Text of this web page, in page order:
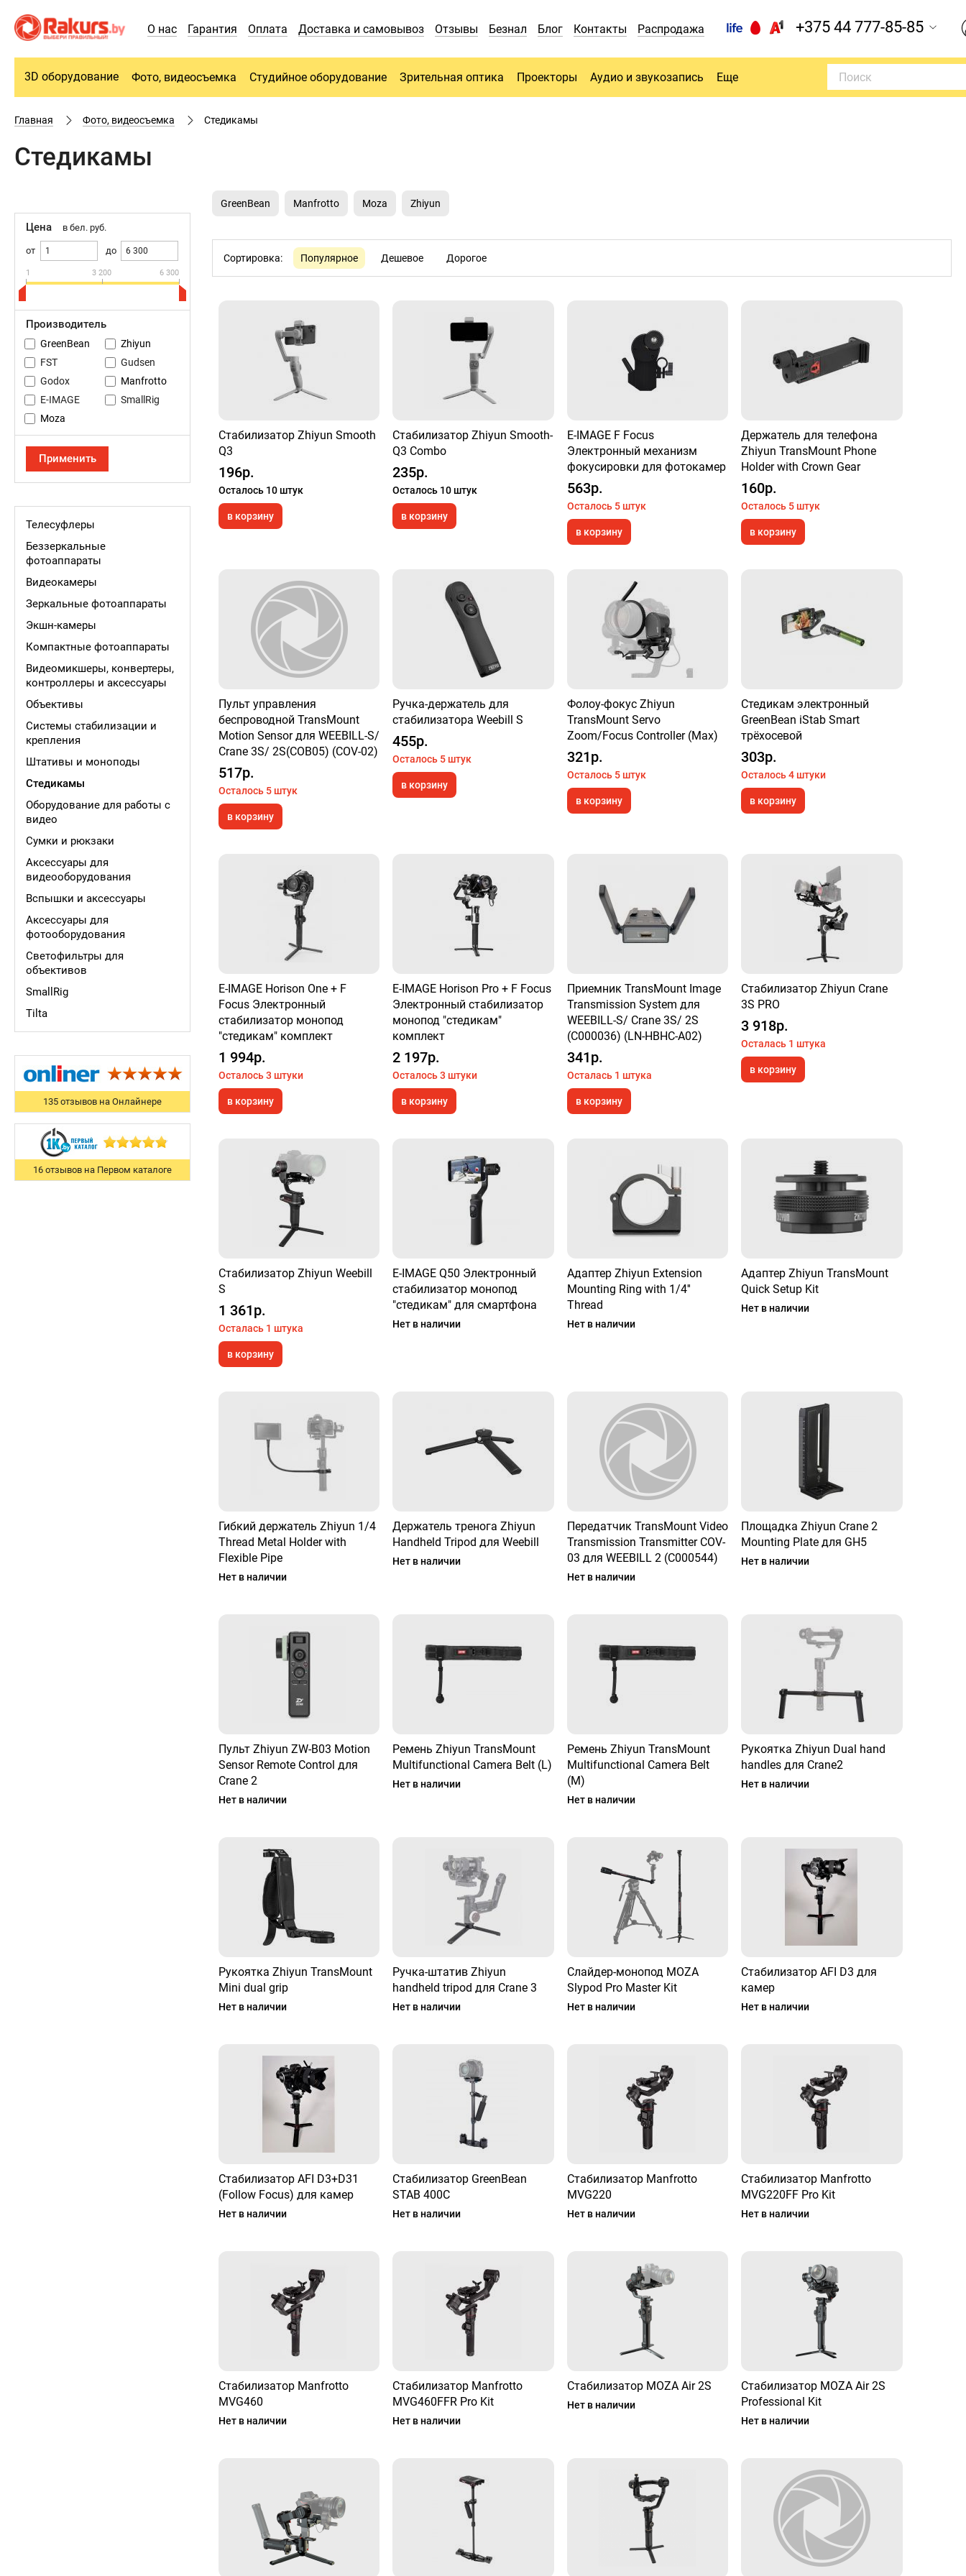
О нас Гарантия Оплата Доставка и самовывоз Отзывы Безнал Блог Контакты Распродажа +375 44 777-85-85
3D оборудование Фото, видеосъемка Студийное оборудование Зрительная оптика Проекторы Аудио и звукозапись Еще
Главная Фото, видеосъемка Cтедикамы
Cтедикамы
GreenBean Manfrotto Moza Zhiyun
Сортировка: Популярное Дешевое Дорогое
Стабилизатор Zhiyun Smooth
Q3
196р.
Осталось 10 штук
в корзину
Стабилизатор Zhiyun Smooth-
Q3 Combo
235р.
Осталось 10 штук
в корзину
E-IMAGE F Focus
Электронный механизм
фокусировки для фотокамер
563р.
Осталось 5 штук
в корзину
Держатель для телефона
Zhiyun TransMount Phone
Holder with Crown Gear
160р.
Осталось 5 штук
в корзину
Пульт управления
беспроводной TransMount
Motion Sensor для WEEBILL-S/
Crane 3S/ 2S(COB05) (COV-02)
517р.
Осталось 5 штук
в корзину
Ручка-держатель для
стабилизатора Weebill S
455р.
Осталось 5 штук
в корзину
Фолоу-фокус Zhiyun
TransMount Servo
Zoom/Focus Controller (Max)
321р.
Осталось 5 штук
в корзину
Стедикам электронный
GreenBean iStab Smart
трёхосевой
303р.
Осталось 4 штуки
в корзину
E-IMAGE Horison One + F
Focus Электронный
стабилизатор монопод
"стедикам" комплект
1 994р.
Осталось 3 штуки
в корзину
E-IMAGE Horison Pro + F Focus
Электронный стабилизатор
монопод "стедикам"
комплект
2 197р.
Осталось 3 штуки
в корзину
Приемник TransMount Image
Transmission System для
WEEBILL-S/ Crane 3S/ 2S
(C000036) (LN-HBHC-A02)
341р.
Осталась 1 штука
в корзину
Стабилизатор Zhiyun Crane
3S PRO
3 918р.
Осталась 1 штука
в корзину
Стабилизатор Zhiyun Weebill
S
1 361р.
Осталась 1 штука
в корзину
E-IMAGE Q50 Электронный
стабилизатор монопод
"cтедикам" для смартфона
Нет в наличии
Адаптер Zhiyun Extension
Mounting Ring with 1/4''
Thread
Нет в наличии
Адаптер Zhiyun TransMount
Quick Setup Kit
Нет в наличии
Гибкий держатель Zhiyun 1/4
Thread Metal Holder with
Flexible Pipe
Нет в наличии
Держатель тренога Zhiyun
Handheld Tripod для Weebill
Нет в наличии
Передатчик TransMount Video
Transmission Transmitter COV-
03 для WEEBILL 2 (C000544)
Нет в наличии
Площадка Zhiyun Crane 2
Mounting Plate для GH5
Нет в наличии
Пульт Zhiyun ZW-B03 Motion
Sensor Remote Control для
Crane 2
Нет в наличии
Ремень Zhiyun TransMount
Multifunctional Camera Belt (L)
Нет в наличии
Ремень Zhiyun TransMount
Multifunctional Camera Belt
(M)
Нет в наличии
Рукоятка Zhiyun Dual hand
handles для Crane2
Нет в наличии
Рукоятка Zhiyun TransMount
Mini dual grip
Нет в наличии
Ручка-штатив Zhiyun
handheld tripod для Crane 3
Нет в наличии
Слайдер-монопод MOZA
Slypod Pro Master Kit
Нет в наличии
Стабилизатор AFI D3 для
камер
Нет в наличии
Стабилизатор AFI D3+D31
(Follow Focus) для камер
Нет в наличии
Стабилизатор GreenBean
STAB 400C
Нет в наличии
Стабилизатор Manfrotto
MVG220
Нет в наличии
Стабилизатор Manfrotto
MVG220FF Pro Kit
Нет в наличии
Стабилизатор Manfrotto
MVG460
Нет в наличии
Стабилизатор Manfrotto
MVG460FFR Pro Kit
Нет в наличии
Стабилизатор MOZA Air 2S
Нет в наличии
Стабилизатор MOZA Air 2S
Professional Kit
Нет в наличии
Цена в бел. руб.
от до
1 3 200 6 300
Производитель
GreenBean
Zhiyun
FST
Gudsen
Godox
Manfrotto
E-IMAGE
SmallRig
Moza
Телесуфлеры
Беззеркальные
фотоаппараты
Видеокамеры
Зеркальные фотоаппараты
Экшн-камеры
Компактные фотоаппараты
Видеомикшеры, конвертеры,
контроллеры и аксессуары
Объективы
Системы стабилизации и
крепления
Штативы и моноподы
Cтедикамы
Оборудование для работы с
видео
Сумки и рюкзаки
Аксессуары для
видеооборудования
Вспышки и аксессуары
Аксессуары для
фотооборудования
Cветофильтры для
объективов
SmallRig
Tilta
135 отзывов на Онлайнере
16 отзывов на Первом каталоге